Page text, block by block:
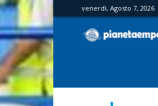
venerdì, Agosto 7, 2026